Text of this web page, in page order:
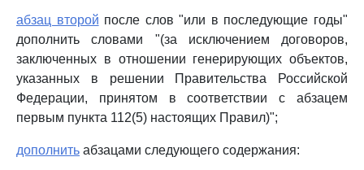
абзац второй после слов "или в последующие годы"
дополнить словами "(за исключением договоров,
заключенных в отношении генерирующих объектов,
указанных в решении Правительства Российской
Федерации, принятом в соответствии с абзацем
первым пункта 112(5) настоящих Правил)";
дополнить абзацами следующего содержания: